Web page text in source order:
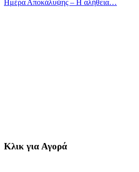
Ημέρα Αποκάλυψης – Η αλήθεια…
Κλικ για Αγορά